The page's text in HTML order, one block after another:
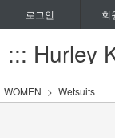
로그인 회
::: Hurley
WOMEN Wetsuits